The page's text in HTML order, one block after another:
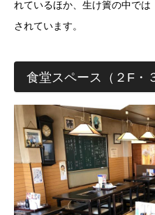
れているほか、生け簀の中で
されています。
食堂スペース（２F・